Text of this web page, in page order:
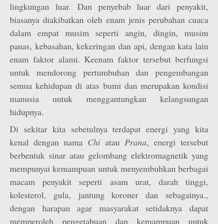
lingkungan luar. Dan penyebab luar dari penyakit,
biasanya diakibatkan oleh enam jenis perubahan cuaca
dalam empat musim seperti angin, dingin, musim
panas, kebasahan, kekeringan dan api, dengan kata lain
enam faktor alami. Keenam faktor tersebut berfungsi
untuk mendorong pertumbuhan dan pengembangan
semua kehidupan di atas bumi dan merupakan kondisi
manusia untuk menggantungkan kelangsungan
hidupnya.
Di sekitar kita sebetulnya terdapat energi yang kita
kenal dengan nama Chi atau Prana, energi tersebut
berbentuk sinar atau gelombang elektromagnetik yang
mempunyai kemampuan untuk menyembuhkan berbagai
macam penyakit seperti asam urat, darah tinggi,
kolesterol, gula, jantung koroner dan sebagainya.,
dengan harapan agar masyarakat setidaknya dapat
memperoleh pengetahuan dan kemampuan untuk